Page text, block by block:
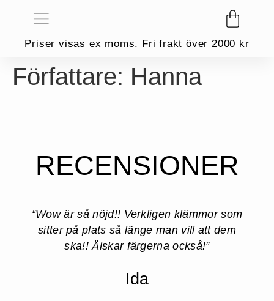
Priser visas ex moms. Fri frakt över 2000 kr
Författare: Hanna
RECENSIONER
“Wow är så nöjd!! Verkligen klämmor som
sitter på plats så länge man vill att dem
ska!! Älskar färgerna också!”​
Ida